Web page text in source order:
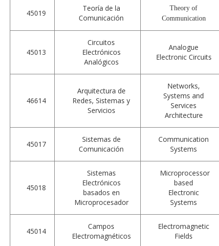
45019
Teoría de la
Comunicación
Theory of
Communication
45013
Circuitos
Electrónicos
Analógicos
Analogue
Electronic Circuits
46614
Arquitectura de
Redes, Sistemas y
Servicios
Networks,
Systems and
Services
Architecture
45017
Sistemas de
Comunicación
Communication
Systems
45018
Sistemas
Electrónicos
basados en
Microprocesador
Microprocessor
based
Electronic
Systems
45014
Campos
Electromagnéticos
Electromagnetic
Fields